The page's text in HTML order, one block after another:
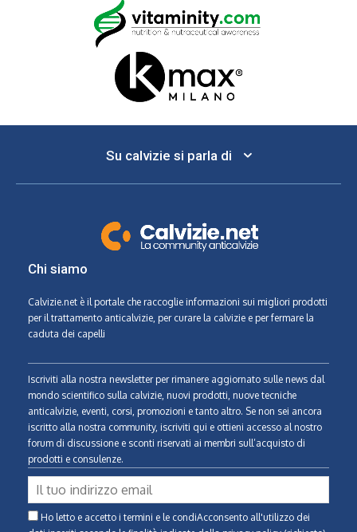
Su calvizie si parla di
Chi siamo
Calvizie.net è il portale che raccoglie informazioni sui migliori prodotti
per il trattamento anticalvizie, per curare la calvizie e per fermare la
caduta dei capelli
Iscriviti alla nostra newsletter per rimanere aggiornato sulle news dal
mondo scientifico sulla calvizie, nuovi prodotti, nuove tecniche
anticalvizie, eventi, corsi, promozioni e tanto altro. Se non sei ancora
iscritto alla nostra community, iscriviti qui e ottieni accesso al nostro
forum di discussione e sconti riservati ai membri sull’acquisto di
prodotti e consulenze.
Ho letto e accetto i termini e le condiAcconsento all'utilizzo dei